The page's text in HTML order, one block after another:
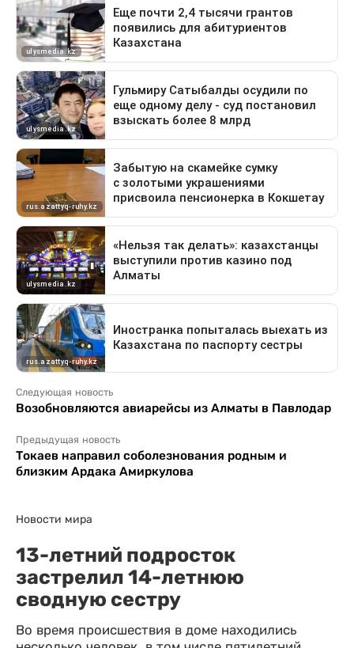
Следующая новость
Возобновляются авиарейсы из Алматы в Павлодар
Предыдущая новость
Токаев направил соболезнования родным и
близким Ардака Амиркулова
Новости мира
13-летний подросток
застрелил 14-летнюю
сводную сестру
Во время происшествия в доме находились